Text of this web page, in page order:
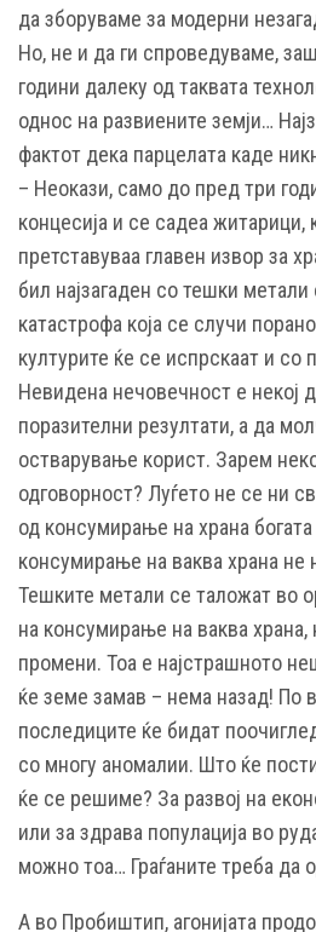
да зборуваме за модерни
Но, не и да ги спроведуваме,
години далеку од таквата
однос на развиените земји…
фактот дека парцелата каде
– Неокази, само до пред три
концесија и се садеа житарици,
претставуваа главен извор за
бил најзагаден со тешки
катастрофа која се случи
културите ќе се испрскаат и
Невидена нечовечност е некој
поразителни резултати, а да
остварување корист. Зарем
одговорност? Луѓето не се ни
од консумирање на храна
консумирање на ваква храна не
Тешките метали се таложат во
на консумирање на ваква храна,
промени. Тоа е најстрашното
ќе земе замав – нема назад! По
последиците ќе бидат
со многу аномалии. Што ќе
ќе се решиме? За развој на
или за здрава популација во
можно тоа… Граѓаните треба да
А во Пробиштип, агонијата